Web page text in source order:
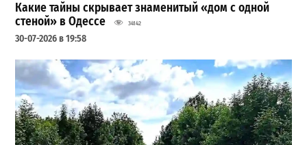
Какие тайны скрывает знаменитый «дом с одной
стеной» в Одессе
34142
30-07-2026 в 19:58